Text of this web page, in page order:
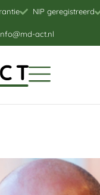
NIP geregistreerd
act.nl